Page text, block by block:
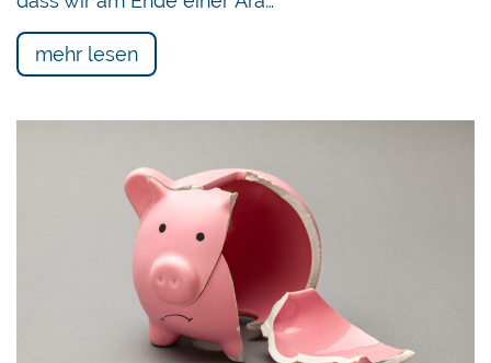
mehr lesen